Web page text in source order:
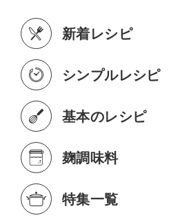
新着レシピ
シンプルレシピ
基本のレシピ
麹調味料
特集一覧